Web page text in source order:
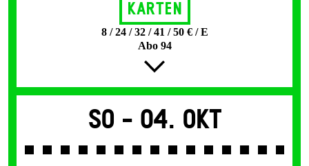
Karten
8 / 24 / 32 / 41 / 50 € / E
Abo 94
So - 04. Okt